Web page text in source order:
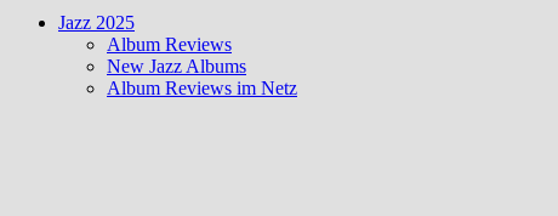
Jazz 2025
Album Reviews
New Jazz Albums
Album Reviews im Netz